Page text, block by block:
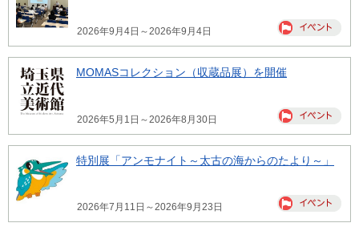
2026年9月4日～2026年9月4日
MOMASコレクション（収蔵品展）を開催
2026年5月1日～2026年8月30日
特別展「アンモナイト～太古の海からのたより～」
2026年7月11日～2026年9月23日